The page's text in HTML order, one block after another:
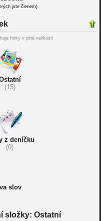
jste členem)
fotky v plné velikosti
(15)
z deníčku
(0)
slov
složky: Ostatní